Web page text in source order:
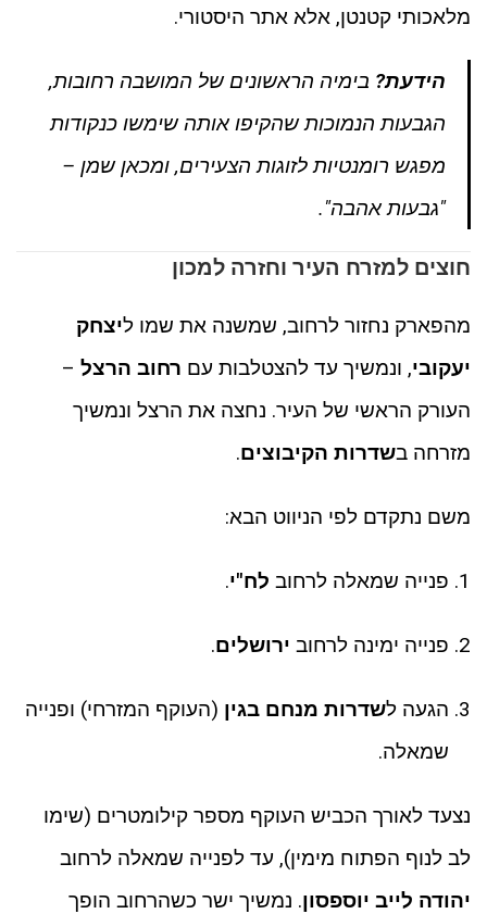
מלאכותי קטנטן, אלא אתר היסטורי.
הידעת? בימיה הראשונים של המושבה רחובות,
הגבעות הנמוכות שהקיפו אותה שימשו כנקודות
מפגש רומנטיות לזוגות הצעירים, ומכאן שמן –
"גבעות אהבה".
חוצים למזרח העיר וחזרה למכון
מהפארק נחזור לרחוב, שמשנה את שמו ליצחק
יעקובי, ונמשיך עד להצטלבות עם רחוב הרצל –
העורק הראשי של העיר. נחצה את הרצל ונמשיך
מזרחה בשדרות הקיבוצים.
משם נתקדם לפי הניווט הבא:
פנייה שמאלה לרחוב לח"י.
פנייה ימינה לרחוב ירושלים.
הגעה לשדרות מנחם בגין (העוקף המזרחי) ופנייה
שמאלה.
נצעד לאורך הכביש העוקף מספר קילומטרים (שימו
לב לנוף הפתוח מימין), עד לפנייה שמאלה לרחוב
יהודה לייב יוספסון. נמשיך ישר כשהרחוב הופך